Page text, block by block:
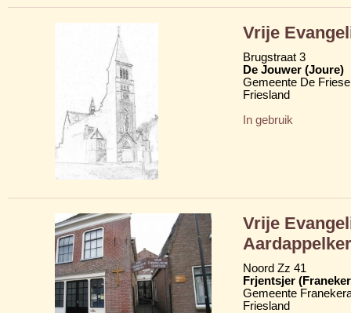
Vrije
Brugstraat 3
De Jouwer (Joure)
Gemeente De
Friesland
In gebruik
Vrije
Noord Zz 41
Frjentsjer
Gemeente
Friesland